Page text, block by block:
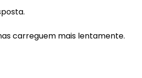
carreguem mais lentamente.